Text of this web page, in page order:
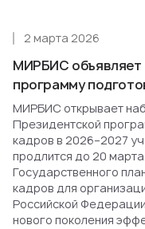
МИРБИС объявляет
программу
2 марта 2026
МИРБИС открывает
Президентской
кадров в 2026–2027
продлится до 20
Государственного
кадров для
Российской
нового поколения